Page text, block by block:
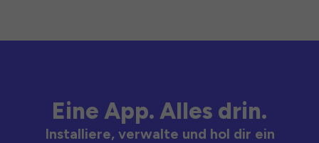
Eine App. Alles drin.
Installiere, verwalte und hol dir ein